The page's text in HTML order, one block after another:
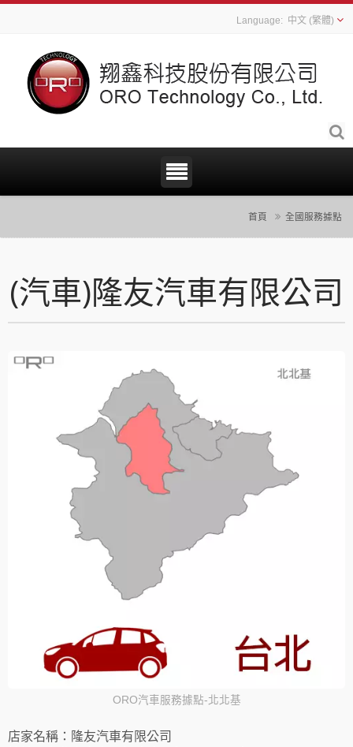
中文 (繁體)
首頁 全國服務據點
(汽車)隆友汽車有限公司
ORO汽車服務據點-北北基
店家名稱：隆友汽車有限公司